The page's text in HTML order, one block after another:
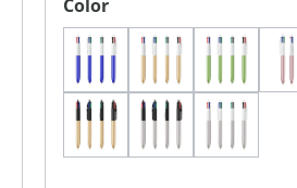
Color
Blau Glacé / WeißGoldglace / Weiß
Grün